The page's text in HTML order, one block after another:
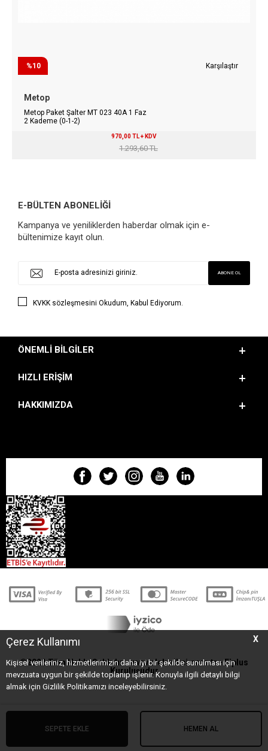
X
Çerez Kullanımı
Kişisel verileriniz, hizmetlerimizin daha iyi bir şekilde sunulması için
mevzuata uygun bir şekilde toplanıp işlenir. Konuyla ilgili detaylı bilgi
almak için Gizlilik Politikamızı inceleyebilirsiniz.
SEPETE EKLE HEMEN AL
%10 Karşılaştır
Metop
Metop Paket Şalter MT 023 40A 1 Faz
2 Kademe (0-1-2)
970,00 TL + KDV
1.293,60 TL
E-BÜLTEN ABONELİĞİ
Kampanya ve yeniliklerden haberdar olmak için e-
bültenimize kayıt olun.
KVKK sözleşmesini Okudum, Kabul Ediyorum.
ÖNEMLI BILGILER
HIZLI ERIŞIM
HAKKIMIZDA
©2021 Tüm Hakkı Saklıdır - www.elektrikci.com.tr -Elplus
Kuruluşudur